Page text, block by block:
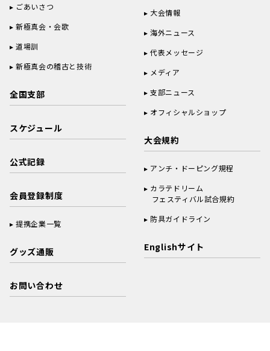
ごあいさつ
新極真会・会歌
道場訓
新極真会の稽古と技術
全国支部
スケジュール
公式記録
会員登録制度
提携企業一覧
グッズ通販
お問い合わせ
大会情報
海外ニュース
代表メッセージ
メディア
支部ニュース
オフィシャルショップ
大会規約
アンチ・ドーピング規程
カラテドリーム
フェスティバル試合規約
防具ガイドライン
Englishサイト